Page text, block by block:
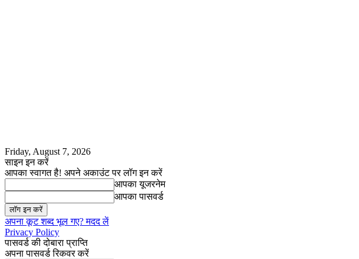
Friday, August 7, 2026
साइन इन करें
आपका स्वागत है! अपने अकाउंट पर लॉग इन करें
आपका यूजरनेम
आपका पासवर्ड
अपना कूट शब्द भूल गए? मदद लें
Privacy Policy
पासवर्ड की दोबारा प्राप्ति
अपना पासवर्ड रिकवर करें